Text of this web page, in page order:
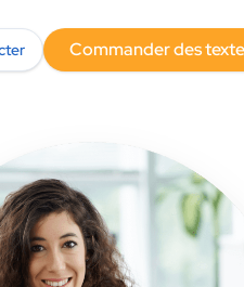
Commander des